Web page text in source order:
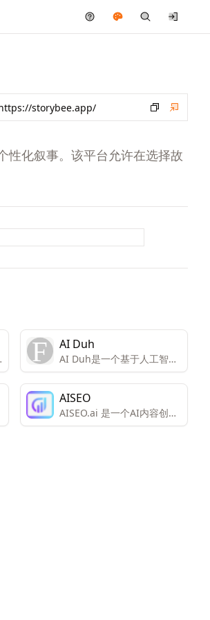
性化叙事。该平台允许在选择故
AI Duh
AI Duh是一个基于人工智能
技术的Chrome扩展程序，
旨在提高写作效率。它能够
快速生成符合语法规范的回
复，显著缩短用户的写作时
间。
AISEO
AISEO.ai 是一个AI内容创作
工具，提供文章生成、改